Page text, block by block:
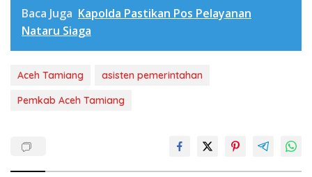
Baca Juga Kapolda Pastikan Pos Pelayanan
Nataru Siaga
Aceh Tamiang
asisten pemerintahan
Pemkab Aceh Tamiang